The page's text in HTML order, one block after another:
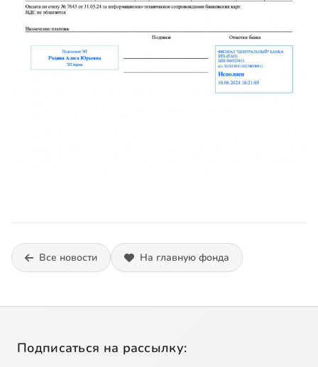
Все новости На главную фонда
Подписаться на рассылку: